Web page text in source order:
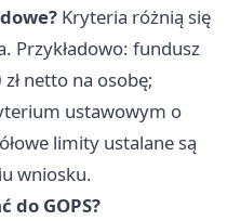
Kryteria różnią się
Przykładowo: fundusz
netto na osobę;
ustawowym o
limity ustalane są
wniosku.
do GOPS?